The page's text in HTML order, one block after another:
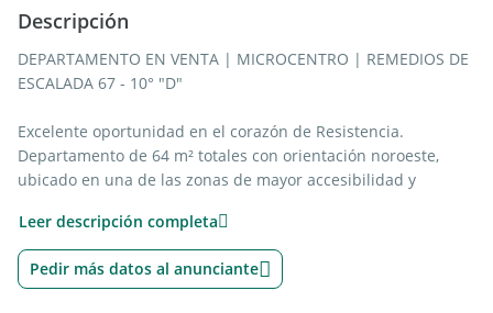
Descripción
DEPARTAMENTO EN VENTA | MICROCENTRO | REMEDIOS DE
ESCALADA 67 - 10° "D"
Excelente oportunidad en el corazón de Resistencia.
Departamento de 64 m² totales con orientación noroeste,
ubicado en una de las zonas de mayor accesibilidad y
A pasos de la Plaza Central 25 de Mayo, Peatonal y Plaza 12
de Octubre, con acceso inmediato a transporte público,
comercios y todo tipo de servicios.
Leer descripción completa
Pedir más datos al anunciante